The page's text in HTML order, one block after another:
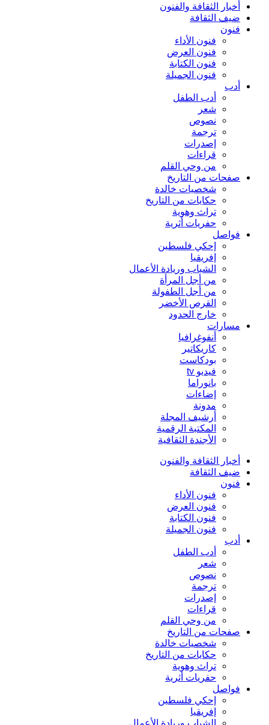
أخبار الثقافة والفنون
ضيف الثقافة
فنون
فنون الأداء
فنون العرض
فنون الكتابة
فنون الجميلة
أدب
أدب الطفل
شعر
نصوص
ترجمة
إصدرات
قراءات
من وحي القلم
صفحات من التاريخ
شخصيات خالدة
حكايات من التاريخ
تراث وهوية
حفريات أثرية
فواصل
إحكي فلسطين
إفريقيا
الشباب وريادة الأعمال
من أجل المرأة
من أجل الطفولة
القرص الأخضر
خارج الحدود
مسارات
أنفوغرافيا
كاريكاتير
بودكاست
فيديو tv
بانوراما
إضاءات
مدونة
أرشيف المجلة
المكتبة الرقمية
الأجندة الثقافية
أخبار الثقافة والفنون
ضيف الثقافة
فنون
فنون الأداء
فنون العرض
فنون الكتابة
فنون الجميلة
أدب
أدب الطفل
شعر
نصوص
ترجمة
إصدرات
قراءات
من وحي القلم
صفحات من التاريخ
شخصيات خالدة
حكايات من التاريخ
تراث وهوية
حفريات أثرية
فواصل
إحكي فلسطين
إفريقيا
الشباب وريادة الأعمال